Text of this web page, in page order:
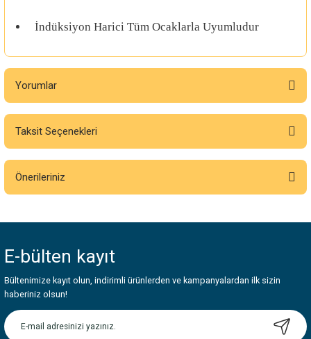
İndüksiyon Harici Tüm Ocaklarla Uyumludur
Yorumlar
Bu ürüne ilk yorumu siz yapın!
Taksit Seçenekleri
Önerileriniz
Görüş ve önerileriniz için teşekkür ederiz.
Ürün resmi kalitesiz, bozuk veya görüntülenemiyor.
Ürün açıklamasında eksik bilgiler bulunuyor.
Ürün bilgilerinde hatalar bulunuyor.
E-bülten kayıt
Bültenimize kayıt olun, indirimli ürünlerden ve kampanyalardan ilk sizin
haberiniz olsun!